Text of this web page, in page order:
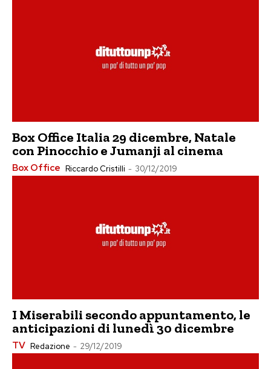
Box Office Italia 29 dicembre, Natale
con Pinocchio e Jumanji al cinema
Box Office Riccardo Cristilli - 30/12/2019
I Miserabili secondo appuntamento, le
anticipazioni di lunedì 30 dicembre
TV Redazione - 29/12/2019